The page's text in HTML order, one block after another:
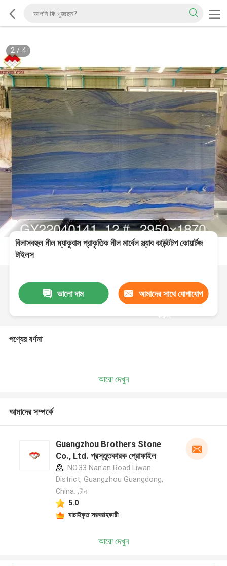
2/ 4
বিলাসবহুল নীল ম্যাকুবাস প্রাকৃতিক নীল মার্বেল স্ল্যাব কাউন্টটপ কোয়ার্টজ
টাইলস
ভালো দাম আমাদের সাথে যোগাযোগ
করুন
পণ্যের বর্ণনা
আরো দেখুন
আমাদের সম্পর্কে
Guangzhou Brothers Stone
Co., Ltd. প্রস্তুতকারক প্রোফাইল
NO.33 Nan'an Road Liwan
District, Guangzhou Guangdong,
China. ,চীন
5.0
যাচাইকৃত সরবরাহকারী
আরো দেখুন